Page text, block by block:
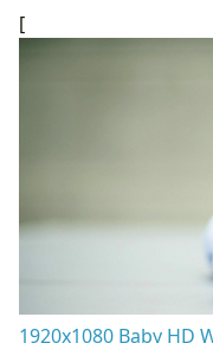
[
1920x1080 Baby HD